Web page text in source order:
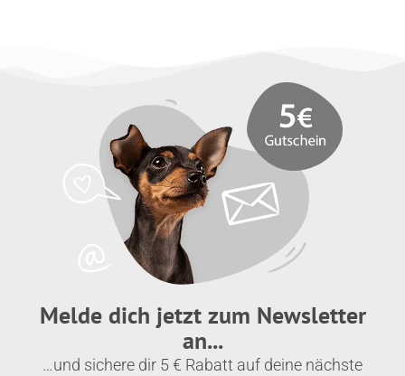
Melde dich jetzt zum Newsletter
an...
…und sichere dir 5 € Rabatt auf deine nächste